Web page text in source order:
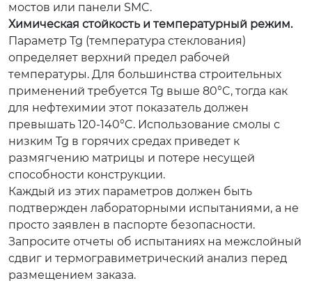
мостов или панели SMC.
Химическая стойкость и температурный режим.
Параметр Tg (температура стеклования)
определяет верхний предел рабочей
температуры. Для большинства строительных
применений требуется Tg выше 80°C, тогда как
для нефтехимии этот показатель должен
превышать 120-140°C. Использование смолы с
низким Tg в горячих средах приведет к
размягчению матрицы и потере несущей
способности конструкции.
Каждый из этих параметров должен быть
подтвержден лабораторными испытаниями, а не
просто заявлен в паспорте безопасности.
Запросите отчеты об испытаниях на межслойный
сдвиг и термогравиметрический анализ перед
размещением заказа.